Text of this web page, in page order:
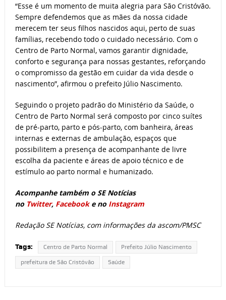
“Esse é um momento de muita alegria para São Cristóvão.
Sempre defendemos que as mães da nossa cidade
merecem ter seus filhos nascidos aqui, perto de suas
famílias, recebendo todo o cuidado necessário. Com o
Centro de Parto Normal, vamos garantir dignidade,
conforto e segurança para nossas gestantes, reforçando
o compromisso da gestão em cuidar da vida desde o
nascimento”, afirmou o prefeito Júlio Nascimento.
Seguindo o projeto padrão do Ministério da Saúde, o
Centro de Parto Normal será composto por cinco suítes
de pré-parto, parto e pós-parto, com banheira, áreas
internas e externas de ambulação, espaços que
possibilitem a presença de acompanhante de livre
escolha da paciente e áreas de apoio técnico e de
estímulo ao parto normal e humanizado.
Acompanhe também o SE Notícias
no Twitter, Facebooke no Instagram
Redação SE Notícias, com informações da ascom/PMSC
Tags: Centro de Parto Normal Prefeito Júlio Nascimento
prefeitura de São Cristóvão Saúde